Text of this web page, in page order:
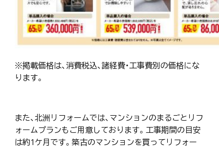
※掲載価格は、消費税込、諸経費・工事費別の価格にな
ります。
また、北洲リフォームでは、マンションのまるごとリフ
ォームプランもご用意しております。工事期間の目安
は約1ケ月です。築古のマンションを買ってリフォー